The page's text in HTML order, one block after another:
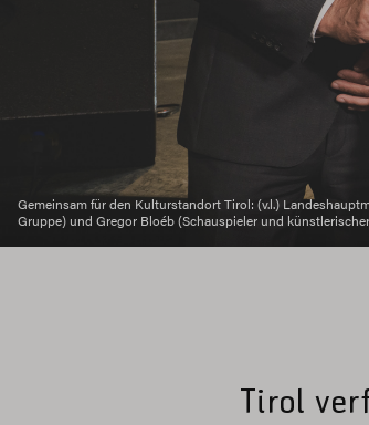
Gemeinsam für den Kulturstandort Tirol: (v.l.)
Gruppe) und Gregor Bloéb (Schauspieler und
Tirol